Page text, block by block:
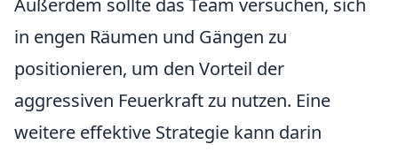
Außerdem sollte das Team versuchen, sich
in engen Räumen und Gängen zu
positionieren, um den Vorteil der
aggressiven Feuerkraft zu nutzen. Eine
weitere effektive Strategie kann darin